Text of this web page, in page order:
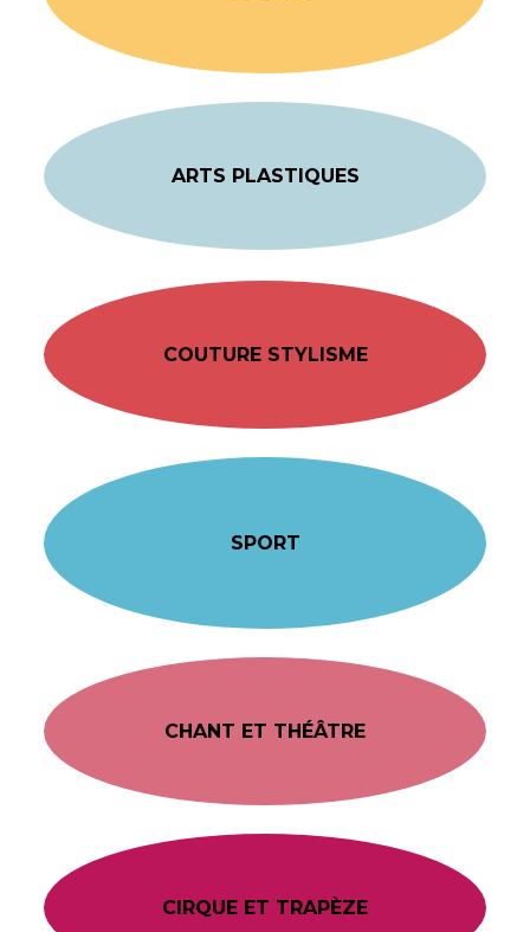
ARTS PLASTIQUES
COUTURE STYLISME
SPORT
CHANT ET THÉÂTRE
CIRQUE ET TRAPÈZE